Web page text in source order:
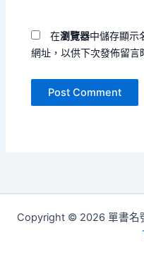
在瀏覽器中儲存顯示
網址，以供下次發佈留言
Copyright © 2026 單書名